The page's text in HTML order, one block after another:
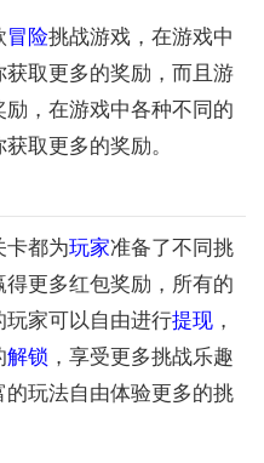
冒险挑战游戏，在游戏中
取更多的奖励，而且游
励，在游戏中各种不同的
取更多的奖励。
卡都为玩家准备了不同挑
得更多红包奖励，所有的
玩家可以自由进行提现，
解锁 ，享受更多挑战乐趣
玩法自由体验更多的挑